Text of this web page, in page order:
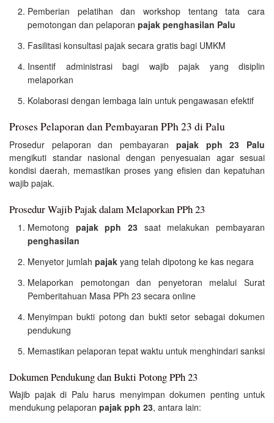
Pemberian pelatihan dan workshop tentang tata cara
pemotongan dan pelaporan pajak penghasilan Palu
Fasilitasi konsultasi pajak secara gratis bagi UMKM
Insentif administrasi bagi wajib pajak yang disiplin
melaporkan
Kolaborasi dengan lembaga lain untuk pengawasan efektif
Proses Pelaporan dan Pembayaran PPh 23 di Palu
Prosedur pelaporan dan pembayaran pajak pph 23 Palu
mengikuti standar nasional dengan penyesuaian agar sesuai
kondisi daerah, memastikan proses yang efisien dan kepatuhan
wajib pajak.
Prosedur Wajib Pajak dalam Melaporkan PPh 23
Memotong pajak pph 23 saat melakukan pembayaran
penghasilan
Menyetor jumlah pajak yang telah dipotong ke kas negara
Melaporkan pemotongan dan penyetoran melalui Surat
Pemberitahuan Masa PPh 23 secara online
Menyimpan bukti potong dan bukti setor sebagai dokumen
pendukung
Memastikan pelaporan tepat waktu untuk menghindari sanksi
Dokumen Pendukung dan Bukti Potong PPh 23
Wajib pajak di Palu harus menyimpan dokumen penting untuk
mendukung pelaporan pajak pph 23, antara lain: